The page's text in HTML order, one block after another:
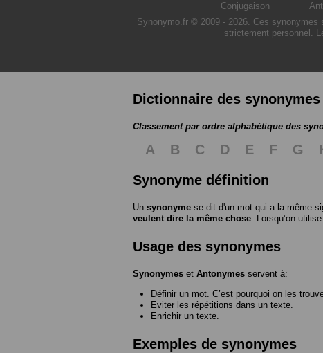
Conjugaison
Synonymo.fr © 2009 - 2026. Ces
strictement personnel.
Dictionnaire des synonymes
Classement par ordre alphabétique des
A B C D E F G
Synonyme définition
Un synonyme se dit d'un mot qui a la même
veulent dire la même chose . Lorsqu’on
Usage des synonymes
Synonymes et Antonymes servent à:
Définir un mot. C’est pourquoi on les
Eviter les répétitions dans un texte.
Enrichir un texte.
Exemples de synonymes